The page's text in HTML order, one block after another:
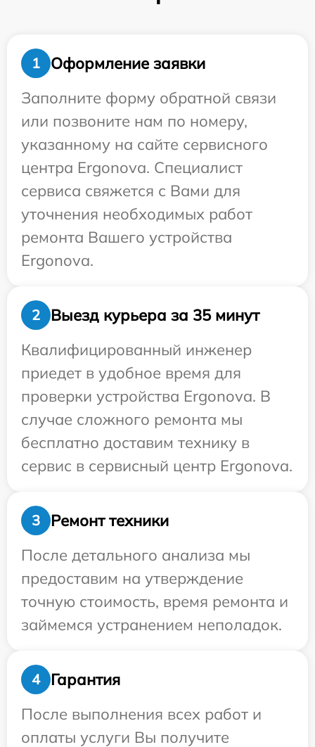
1
Оформление заявки
Заполните форму обратной связи
или позвоните нам по номеру,
указанному на сайте сервисного
центра Ergonova. Специалист
сервиса свяжется с Вами для
уточнения необходимых работ
ремонта Вашего устройства
Ergonova.
2
Выезд курьера за 35 минут
Квалифицированный инженер
приедет в удобное время для
проверки устройства Ergonova. В
случае сложного ремонта мы
бесплатно доставим технику в
сервис в сервисный центр Ergonova.
3
Ремонт техники
После детального анализа мы
предоставим на утверждение
точную стоимость, время ремонта и
займемся устранением неполадок.
4
Гарантия
После выполнения всех работ и
оплаты услуги Вы получите